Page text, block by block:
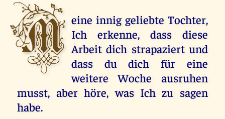
M eine innig geliebte Tochter,
Ich erkenne, dass diese
Arbeit dich strapaziert und
dass du dich für eine
weitere Woche ausruhen
musst, aber höre, was Ich zu sagen
habe.